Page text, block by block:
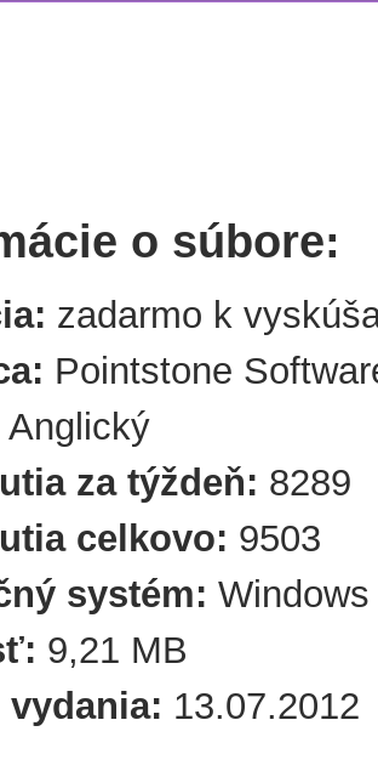
o súbore:
zadarmo k
Pointstone
Anglický
za týždeň: 8289
celkovo: 9503
systém:
9,21 MB
vydania: 13.07.2012